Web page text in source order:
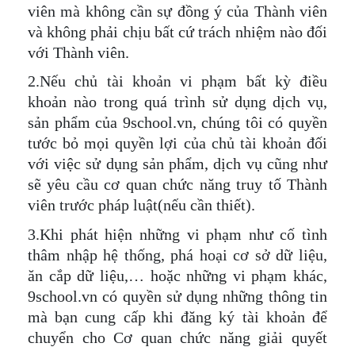
viên mà không cần sự đồng ý của Thành viên
và không phải chịu bất cứ trách nhiệm nào đối
với Thành viên.
2.Nếu chủ tài khoản vi phạm bất kỳ điều
khoản nào trong quá trình sử dụng dịch vụ,
sản phẩm của 9school.vn, chúng tôi có quyền
tước bỏ mọi quyền lợi của chủ tài khoản đối
với việc sử dụng sản phẩm, dịch vụ cũng như
sẽ yêu cầu cơ quan chức năng truy tố Thành
viên trước pháp luật(nếu cần thiết).
3.Khi phát hiện những vi phạm như cố tình
thâm nhập hệ thống, phá hoại cơ sở dữ liệu,
ăn cắp dữ liệu,… hoặc những vi phạm khác,
9school.vn có quyền sử dụng những thông tin
mà bạn cung cấp khi đăng ký tài khoản để
chuyển cho Cơ quan chức năng giải quyết